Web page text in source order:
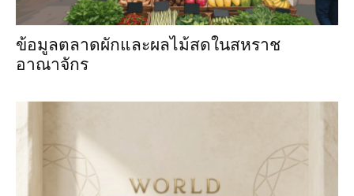
ข้อมูลตลาดผักและผลไม้สดในสหราช
อาณาจักร